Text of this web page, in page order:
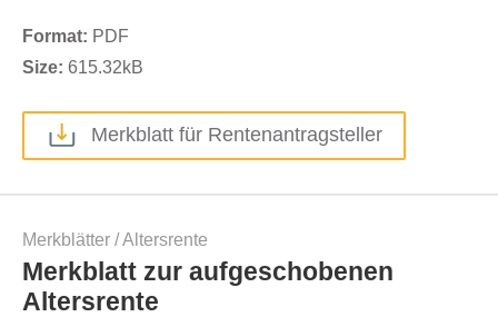
Format: PDF
Size: 615.32kB
Merkblatt für Rentenantragsteller
Merkblätter /Altersrente
Merkblatt zur aufgeschobenen
Altersrente